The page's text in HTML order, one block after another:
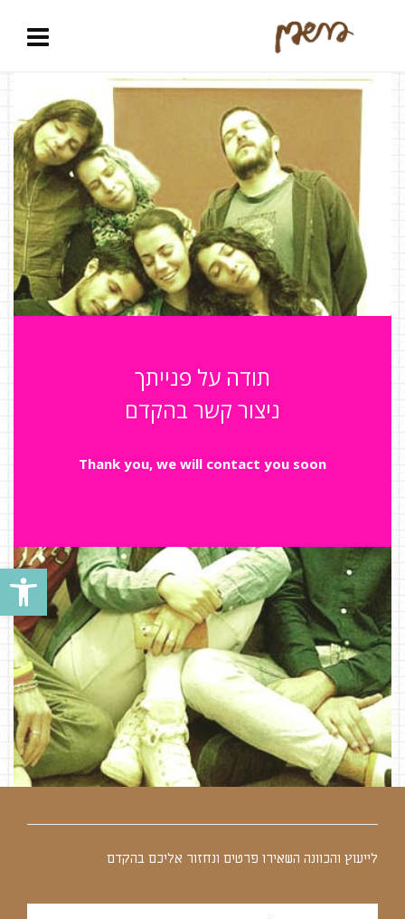
פתח סרגל נגישות
תודה על פנייתך
ניצור קשר בהקדם
Thank you, we will contact you soon
לייעוץ והכוונה השאירו פרטים ונחזור אליכם בהקדם